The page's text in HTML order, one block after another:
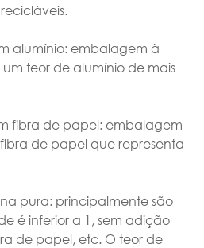
alumínio: embalagem à
teor de alumínio de mais
fibra de papel: embalagem
de papel que representa
pura: principalmente são
é inferior a 1, sem adição
de papel, etc. O teor de